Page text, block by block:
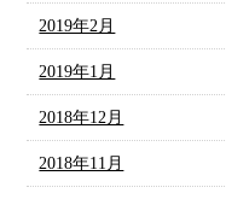
2019年2月
2019年1月
2018年12月
2018年11月